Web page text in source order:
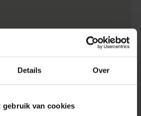
Details Over
gebruik van cookies